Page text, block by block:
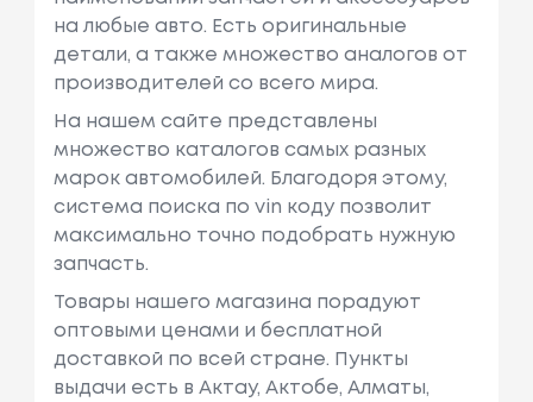
на любые авто. Есть оригинальные
детали, а также множество аналогов от
производителей со всего мира.
На нашем сайте представлены
множество каталогов самых разных
марок автомобилей. Благодоря этому,
система поиска по vin коду позволит
максимально точно подобрать нужную
запчасть.
Товары нашего магазина порадуют
оптовыми ценами и бесплатной
доставкой по всей стране. Пункты
выдачи есть в Актау, Актобе, Алматы,